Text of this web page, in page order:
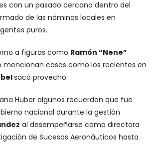
con un pasado cercano dentro del
de las nóminas locales en
puros.
a figuras como Ramón “Nene”
mencionan casos como los recientes en
sacó provecho.
Huber algunos recuerdan que fue
nacional durante la gestión
al desempeñarse como directora
de Sucesos Aeronáuticos hasta